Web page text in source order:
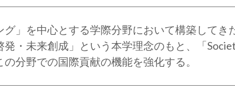
」を中心とする学際分野において構築してき
・未来創成」という本学理念のもと、「
分野での国際貢献の機能を強化する。